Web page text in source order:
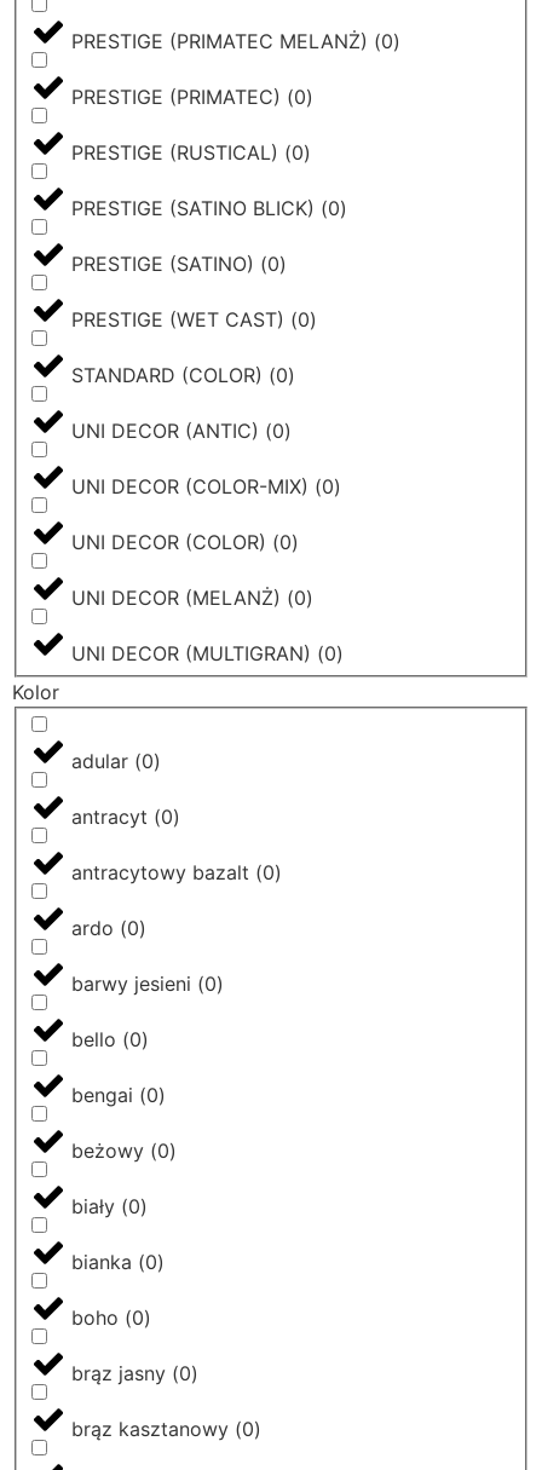
PRESTIGE (PRIMATEC MELANŻ) (0)
PRESTIGE (PRIMATEC) (0)
PRESTIGE (RUSTICAL) (0)
PRESTIGE (SATINO BLICK) (0)
PRESTIGE (SATINO) (0)
PRESTIGE (WET CAST) (0)
STANDARD (COLOR) (0)
UNI DECOR (ANTIC) (0)
UNI DECOR (COLOR-MIX) (0)
UNI DECOR (COLOR) (0)
UNI DECOR (MELANŻ) (0)
UNI DECOR (MULTIGRAN) (0)
Kolor
adular (0)
antracyt (0)
antracytowy bazalt (0)
ardo (0)
barwy jesieni (0)
bello (0)
bengai (0)
beżowy (0)
biały (0)
bianka (0)
boho (0)
brąz jasny (0)
brąz kasztanowy (0)